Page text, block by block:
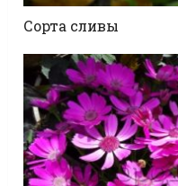
Сорта сливы